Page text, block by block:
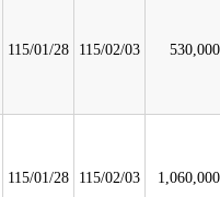
115/01/28 115/02/03 530,000
115/01/28 115/02/03 1,060,000